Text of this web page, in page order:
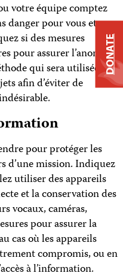
votre équipe comptez
danger pour vous et vos
si des mesures
pour assurer l’anonymat
qui sera utilisée pour
afin d’éviter de
pour protéger les
d’une mission. Indiquez
utiliser des appareils
et la conservation des
vocaux, caméras,
pour assurer la
cas où les appareils
compromis, ou en
à l’information.
DONATE